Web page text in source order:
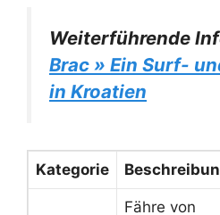
Weiterführende
Brac » Ein Surf-
in Kroatien
Kategorie
Fähre von